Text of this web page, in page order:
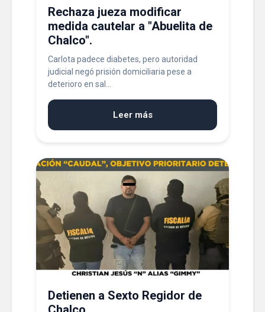
Rechaza jueza modificar
medida cautelar a "Abuelita de
Chalco".
Carlota padece diabetes, pero autoridad
judicial negó prisión domiciliaria pese a
deterioro en sal...
Leer más
Detienen a Sexto Regidor de